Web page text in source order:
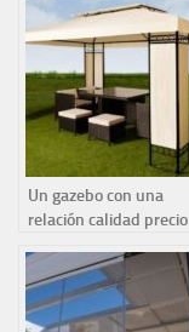
Un gazebo con una
relación calidad precio